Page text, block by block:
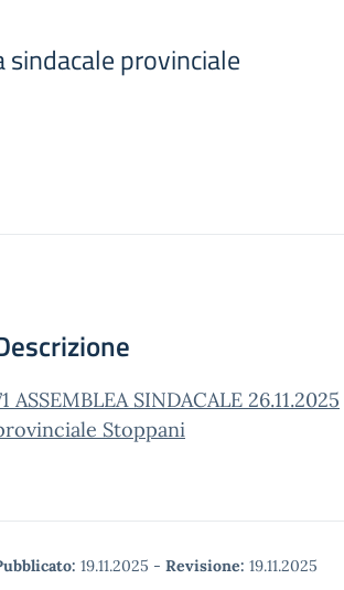
sindacale provinciale
ASSEMBLEA SINDACALE 26.11.2025
Stoppani
19.11.2025 - Revisione: 19.11.2025